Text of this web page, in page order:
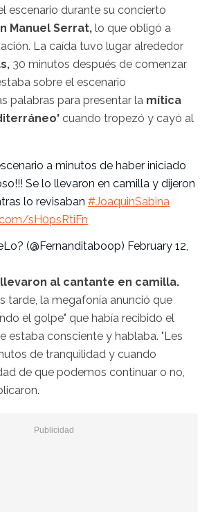
escenario durante su concierto
Manuel Serrat, lo que obligó a
La caída tuvo lugar alrededor
30 minutos después de comenzar
sobre el escenario
palabras para presentar la mítica
cuando tropezó y cayó al
a minutos de haber iniciado
Se lo llevaron en camilla y dijeron
lo revisaban #JoaquinSabina
sH0psRtiFn
(@Fernanditaboop) February 12,
al cantante en camilla.
tarde, la megafonía anunció que
el golpe" que había recibido el
estaba consciente y hablaba. "Les
de tranquilidad y cuando
de que podemos continuar o no,